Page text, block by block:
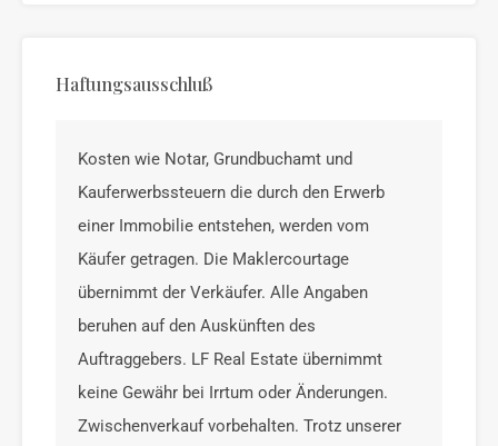
Haftungsausschluß
Kosten wie Notar, Grundbuchamt und
Kauferwerbssteuern die durch den Erwerb
einer Immobilie entstehen, werden vom
Käufer getragen. Die Maklercourtage
übernimmt der Verkäufer. Alle Angaben
beruhen auf den Auskünften des
Auftraggebers. LF Real Estate übernimmt
keine Gewähr bei Irrtum oder Änderungen.
Zwischenverkauf vorbehalten. Trotz unserer